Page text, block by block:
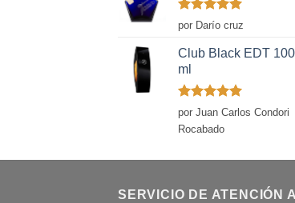
Valorado
con
por Darío cruz
Club Black EDT 100
ml
Valorado
con 5 de 5
por Juan Carlos Condori
Rocabado
SERVICIO DE ATENCIÓN